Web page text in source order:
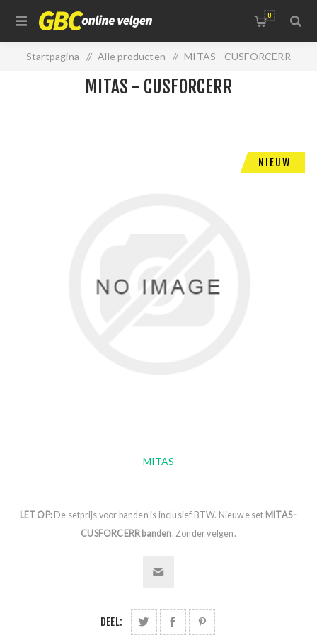
0
Startpagina / Alle producten / MITAS - CUSFORCERR
NIEUW
MITAS - CUSFORCERR
MITAS
LET OP: De setprijs voor banden is inclusief BTW. Nieuwe set MITAS -
CUSFORCERR banden. Zonder velgen.
DEEL: